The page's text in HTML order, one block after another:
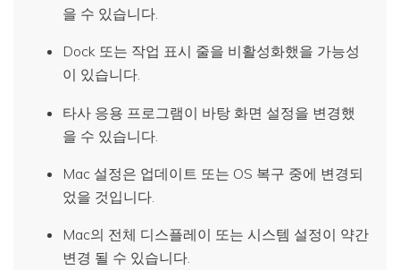
을 수 있습니다.
Dock 또는 작업 표시 줄을 비활성화했을 가능성
이 있습니다.
타사 응용 프로그램이 바탕 화면 설정을 변경했
을 수 있습니다.
Mac 설정은 업데이트 또는 OS 복구 중에 변경되
었을 것입니다.
Mac의 전체 디스플레이 또는 시스템 설정이 약간
변경 될 수 있습니다.